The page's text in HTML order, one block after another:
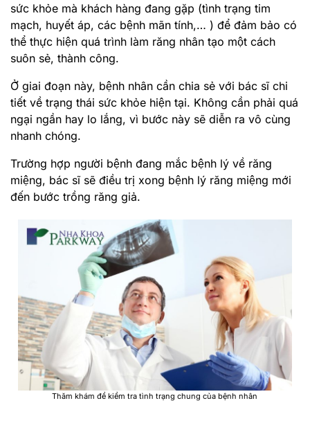
sức khỏe mà khách hàng đang gặp (tình trạng tim
mạch, huyết áp, các bệnh mãn tính,… ) để đảm bảo có
thể thực hiện quá trình làm răng nhân tạo một cách
suôn sẻ, thành công.
Ở giai đoạn này, bệnh nhân cần chia sẻ với bác sĩ chi
tiết về trạng thái sức khỏe hiện tại. Không cần phải quá
ngại ngần hay lo lắng, vì bước này sẽ diễn ra vô cùng
nhanh chóng.
Trường hợp người bệnh đang mắc bệnh lý về răng
miệng, bác sĩ sẽ điều trị xong bệnh lý răng miệng mới
đến bước trồng răng giả.
Thăm khám để kiểm tra tình trạng chung của bệnh nhân